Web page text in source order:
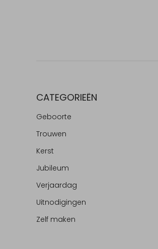
CATEGORIEËN
Geboorte
Trouwen
Kerst
Jubileum
Verjaardag
Uitnodigingen
Zelf maken